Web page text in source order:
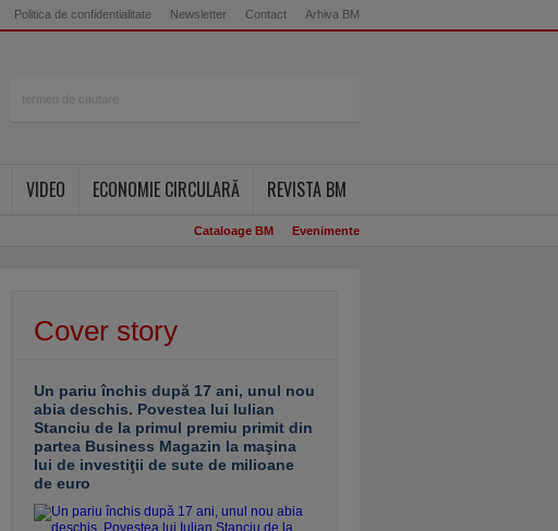
Politica de confidentialitate Newsletter Contact Arhiva BM
VIDEO ECONOMIE CIRCULARĂ REVISTA BM
Cataloage BM Evenimente
Cover story
Un pariu închis după 17 ani, unul nou
abia deschis. Povestea lui Iulian
Stanciu de la primul premiu primit din
partea Business Magazin la maşina
lui de investiţii de sute de milioane
de euro